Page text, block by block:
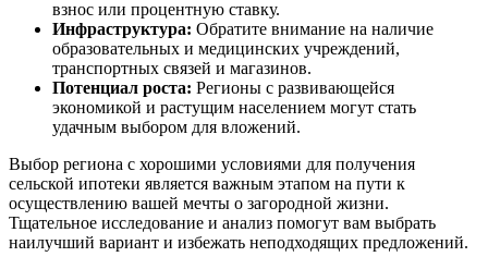
взнос или процентную ставку.
Инфраструктура: Обратите внимание на наличие
образовательных и медицинских учреждений,
транспортных связей и магазинов.
Потенциал роста: Регионы с развивающейся
экономикой и растущим населением могут стать
удачным выбором для вложений.
Выбор региона с хорошими условиями для получения
сельской ипотеки является важным этапом на пути к
осуществлению вашей мечты о загородной жизни.
Тщательное исследование и анализ помогут вам выбрать
наилучший вариант и избежать неподходящих предложений.